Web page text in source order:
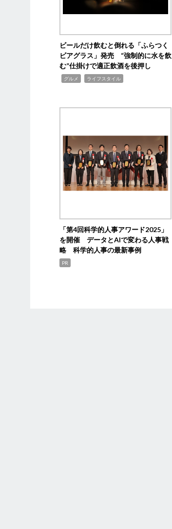
ビールだけ飲むと倒れる「ふらつく
ビアグラス」発売 “強制的に水を飲
む”仕掛けで適正飲酒を後押し
グルメ ライフスタイル
「第4回科学的人事アワード2025」
を開催 データとAIで変わる人事戦
略 科学的人事の最新事例
PR